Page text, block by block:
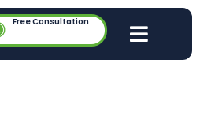
Free Consultation